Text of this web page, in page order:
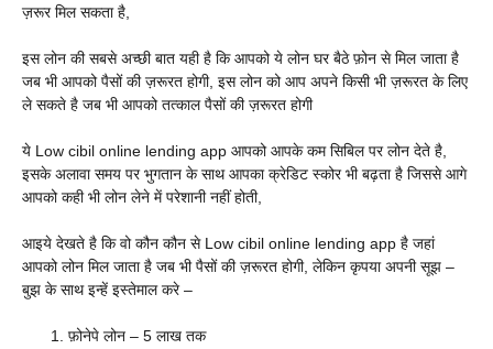
ज़रूर मिल सकता है,
इस लोन की सबसे अच्छी बात यही है कि आपको ये लोन घर बैठे फ़ोन से मिल जाता है
जब भी आपको पैसों की ज़रूरत होगी, इस लोन को आप अपने किसी भी ज़रूरत के लिए
ले सकते है जब भी आपको तत्काल पैसों की ज़रूरत होगी
ये Low cibil online lending app आपको आपके कम सिबिल पर लोन देते है,
इसके अलावा समय पर भुगतान के साथ आपका क्रेडिट स्कोर भी बढ़ता है जिससे आगे
आपको कही भी लोन लेने में परेशानी नहीं होती,
आइये देखते है कि वो कौन कौन से Low cibil online lending app है जहां
आपको लोन मिल जाता है जब भी पैसों की ज़रूरत होगी, लेकिन कृपया अपनी सूझ –
बुझ के साथ इन्हें इस्तेमाल करे –
फ़ोनेपे लोन – 5 लाख तक